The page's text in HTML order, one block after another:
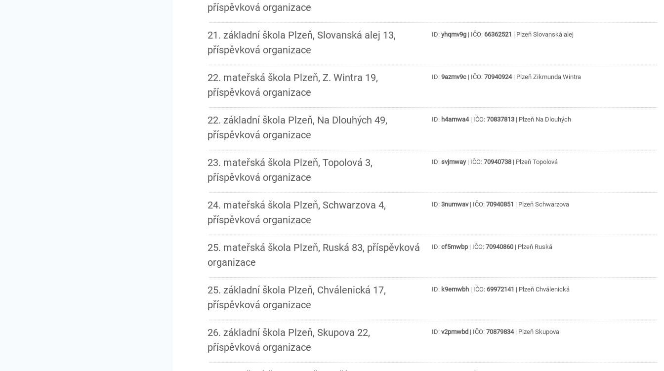
příspěvková organizace
21. základní škola Plzeň, Slovanská alej 13,
příspěvková organizace
ID:yhqmv9g | IČO: 66362521 | PlzeňSlovanská alej
22. mateřská škola Plzeň, Z. Wintra 19,
příspěvková organizace
ID:9azmv9c | IČO:70940924| PlzeňZikmunda Wintra
22. základní škola Plzeň, Na Dlouhých 49,
příspěvková organizace
ID: h4amwa4| IČO:70837813 | Plzeň Na Dlouhých
23. mateřská škola Plzeň, Topolová 3,
příspěvková organizace
ID:svjmway| IČO:70940738 | PlzeňTopolová
24. mateřská škola Plzeň, Schwarzova 4,
příspěvková organizace
ID:3numwav| IČO:70940851 | PlzeňSchwarzova
25. mateřská škola Plzeň, Ruská 83, příspěvková
organizace
ID:cf5mwbp| IČO:70940860 | Plzeň Ruská
25. základní škola Plzeň, Chválenická 17,
příspěvková organizace
ID: k9emwbh | IČO: 69972141 | PlzeňChválenická
26. základní škola Plzeň, Skupova 22,
příspěvková organizace
ID:v2pmwbd | IČO:70879834| PlzeňSkupova